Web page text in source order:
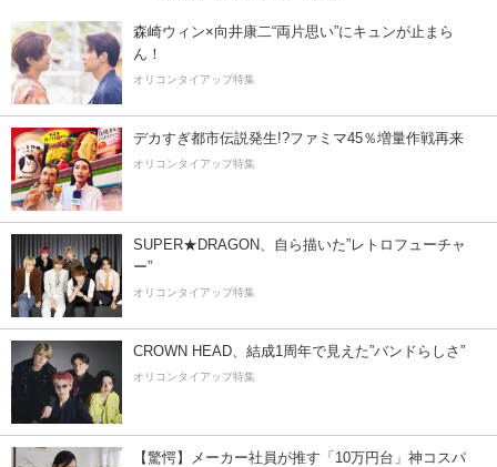
森崎ウィン×向井康二“両片思い”にキュンが止まら
ん！
オリコンタイアップ特集
デカすぎ都市伝説発生!?ファミマ45％増量作戦再来
オリコンタイアップ特集
SUPER★DRAGON、自ら描いた”レトロフューチャ
ー”
オリコンタイアップ特集
CROWN HEAD、結成1周年で見えた”バンドらしさ”
オリコンタイアップ特集
【驚愕】メーカー社員が推す「10万円台」神コスパ